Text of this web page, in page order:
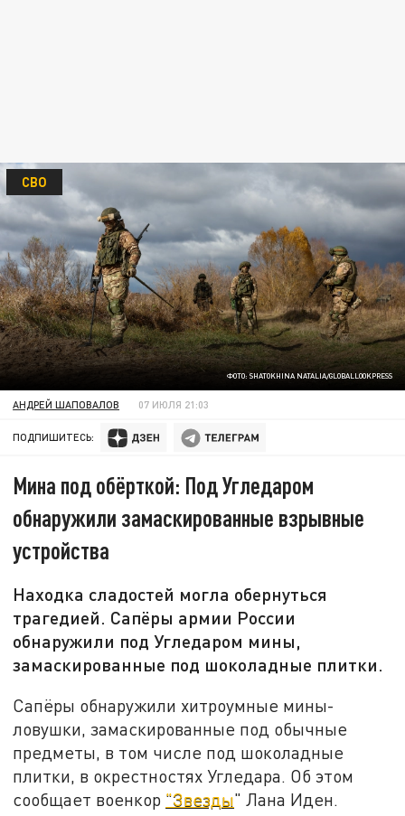
ФОТО: SHATOKHINA NATALIA/GLOBALLOOKPRESS
СВО
АНДРЕЙ ШАПОВАЛОВ 07 ИЮЛЯ 21:03
ПОДПИШИТЕСЬ:
Мина под обёрткой: Под Угледаром
обнаружили замаскированные взрывные
устройства
Находка сладостей могла обернуться
трагедией. Сапёры армии России
обнаружили под Угледаром мины,
замаскированные под шоколадные плитки.
Сапёры обнаружили хитроумные мины-
ловушки, замаскированные под обычные
предметы, в том числе под шоколадные
плитки, в окрестностях Угледара. Об этом
сообщает военкор "Звезды" Лана Иден.